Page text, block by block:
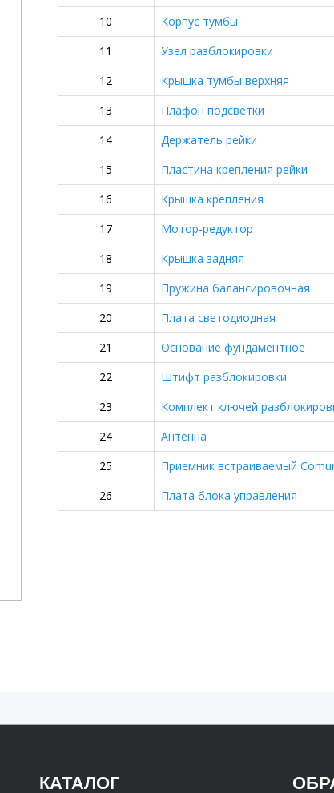
10
Корпус тумбы
11
Узел разблокировки
12
Крышка тумбы верхняя
13
Плафон подсветки
14
Держатель рейки
15
Пластина крепления рейки
16
Крышка крепления
17
Мотор-редуктор
18
Крышка задняя
19
Пружина балансировочная
20
Плата светодиодная
21
Основание фундаментное
22
Штифт разблокировки
23
Комплект ключей
24
Антенна
25
Приемник встраиваемый
26
Плата блока управления
КАТАЛОГ